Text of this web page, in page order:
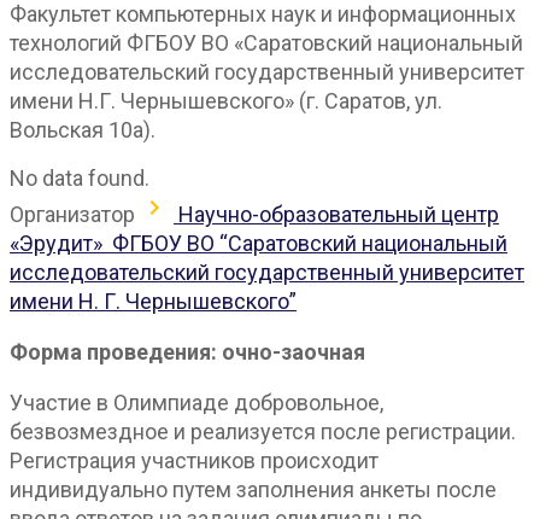
Факультет компьютерных наук и информационных
технологий ФГБОУ ВО «Саратовский национальный
исследовательский государственный университет
имени Н.Г. Чернышевского» (г. Саратов, ул.
Вольская 10а).
No data found.
Организатор
Научно-образовательный центр
«Эрудит» ФГБОУ ВО “Саратовский национальный
исследовательский государственный университет
имени Н. Г. Чернышевского”
Форма проведения: очно-заочная
Участие в Олимпиаде добровольное,
безвозмездное и реализуется после регистрации.
Регистрация участников происходит
индивидуально путем заполнения анкеты после